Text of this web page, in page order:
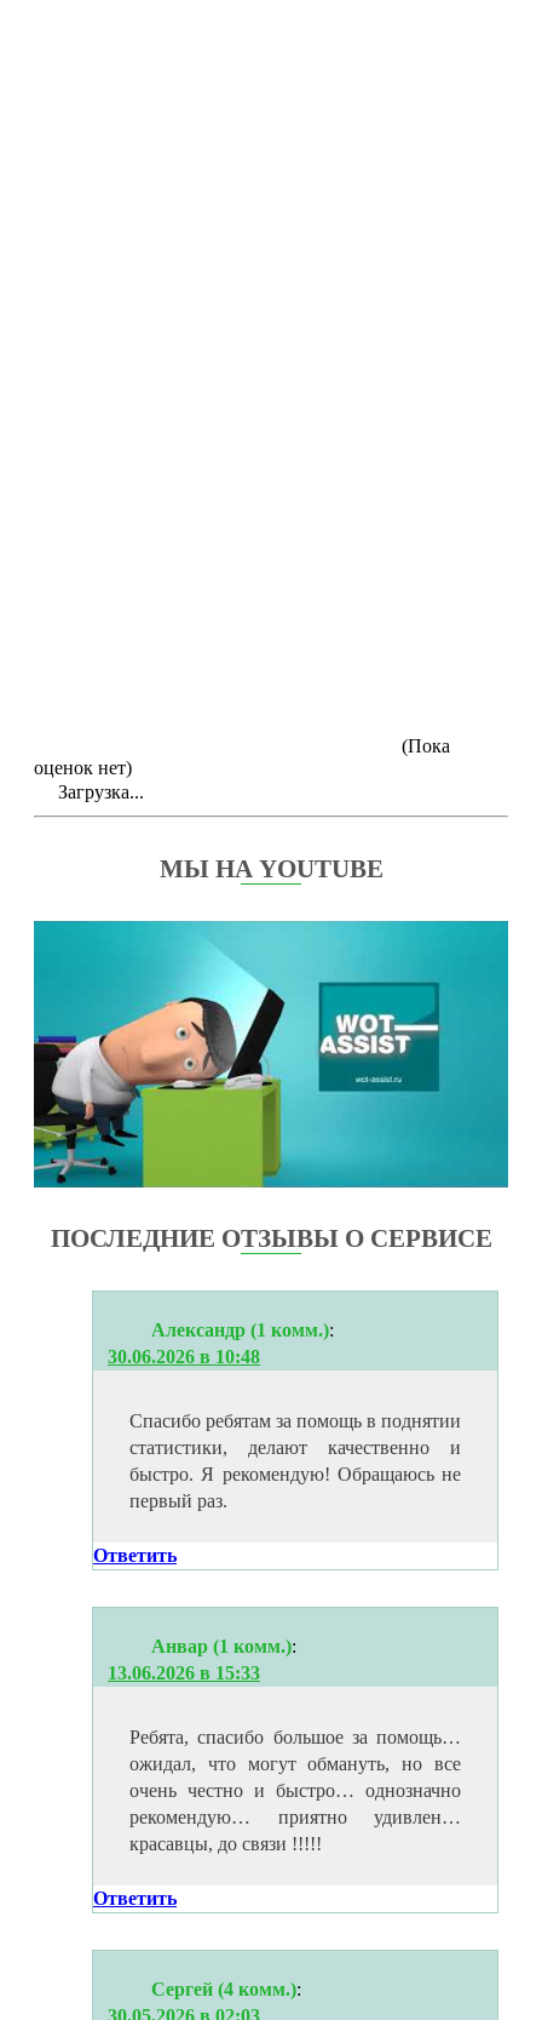
(Пока
оценок нет)
Загрузка...
МЫ НА YOUTUBE
ПОСЛЕДНИЕ ОТЗЫВЫ О СЕРВИСЕ
Александр (1 комм.):
30.06.2026 в 10:48
Спасибо ребятам за помощь в поднятии
статистики, делают качественно и
быстро. Я рекомендую! Обращаюсь не
первый раз.
Ответить
Анвар (1 комм.):
13.06.2026 в 15:33
Ребята, спасибо большое за помощь…
ожидал, что могут обмануть, но все
очень честно и быстро… однозначно
рекомендую… приятно удивлен…
красавцы, до связи !!!!!
Ответить
Сергей (4 комм.):